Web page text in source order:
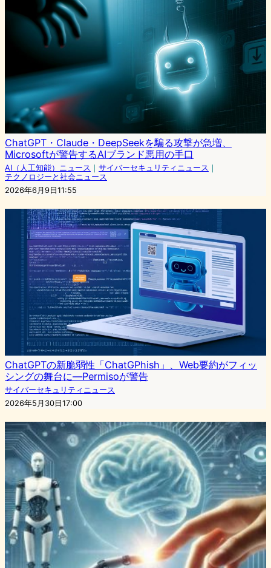
ChatGPT・Claude・DeepSeekを騙る攻撃が急増、
Microsoftが警告するAIブランド悪用の手口
AI（人工知能）ニュース ｜ サイバーセキュリティニュース ｜
テクノロジーと社会ニュース
2026年6月9日11:55
ChatGPTの新脆弱性「ChatGPhish」、Web要約がフィッ
シングの舞台に—Permisoが警告
サイバーセキュリティニュース
2026年5月30日17:00